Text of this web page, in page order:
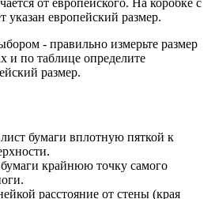
указан европейский размер.
- правильно измерьте размер
и по таблице определите
размер.
бумаги вплотную пяткой к
крайнюю точку самого
расстояние от стены (края